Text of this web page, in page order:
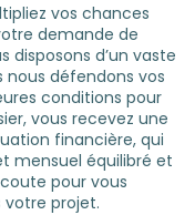
vos chances
demande de
disposons d’un vaste
nous défendons vos
conditions pour
vous recevez une
financière, qui
mensuel équilibré et
pour vous
projet.